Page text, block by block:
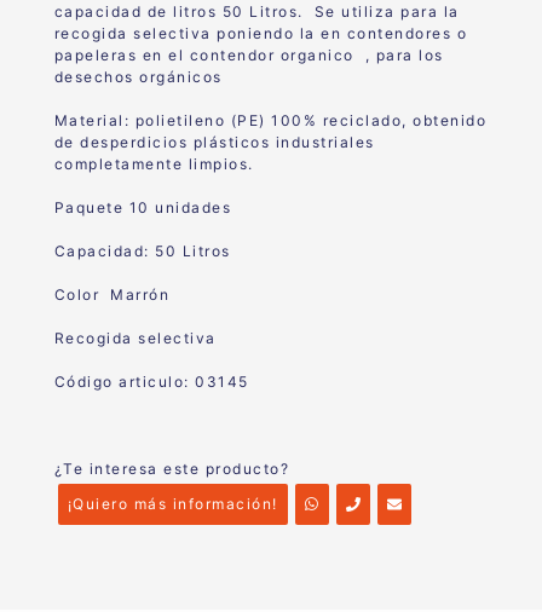
capacidad de litros 50 Litros. Se utiliza para la
recogida selectiva poniendo la en contendores o
papeleras en el contendor organico , para los
desechos orgánicos
Material: polietileno (PE) 100% reciclado, obtenido
de desperdicios plásticos industriales
completamente limpios.
Paquete 10 unidades
Capacidad: 50 Litros
Color Marrón
Recogida selectiva
Código articulo: 03145
¿Te interesa este producto?
¡Quiero más información!